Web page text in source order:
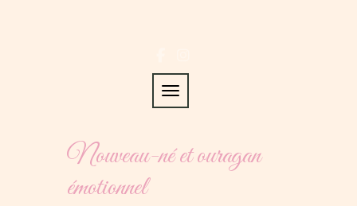
Toggle navigation
Nouveau-né et ouragan
émotionnel